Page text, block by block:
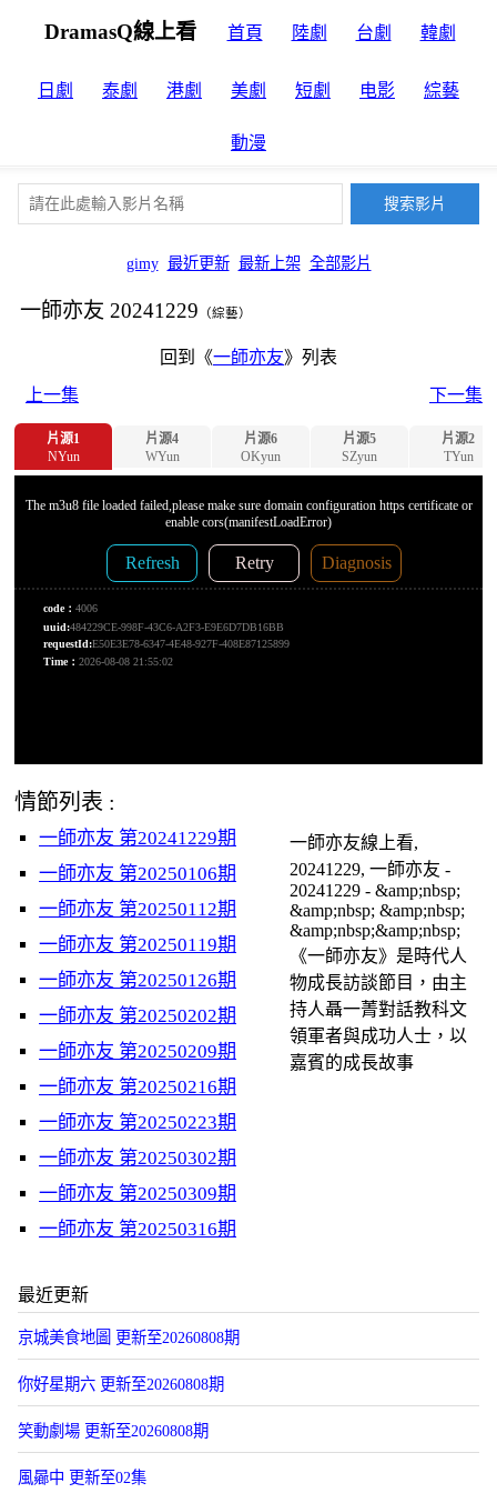
DramasQ線上看 首頁 陸劇 台劇 韓劇
日劇 泰劇 港劇 美劇 短劇 电影 綜藝
動漫
gimy 最近更新 最新上架 全部影片
一師亦友 20241229 （綜藝）
回到《一師亦友》列表
上一集
下一集
片源1
NYun
片源4
WYun
片源6
OKyun
片源5
SZyun
片源2
TYun
情節列表 :
一師亦友 第20241229期
一師亦友 第20250106期
一師亦友 第20250112期
一師亦友 第20250119期
一師亦友 第20250126期
一師亦友 第20250202期
一師亦友 第20250209期
一師亦友 第20250216期
一師亦友 第20250223期
一師亦友 第20250302期
一師亦友 第20250309期
一師亦友 第20250316期
一師亦友線上看,
20241229, 一師亦友 -
20241229 - &amp;nbsp;
&amp;nbsp; &amp;nbsp;
&amp;nbsp;&amp;nbsp;
《一師亦友》是時代人
物成長訪談節目，由主
持人聶一菁對話教科文
領軍者與成功人士，以
嘉賓的成長故事
最近更新
京城美食地圖 更新至20260808期
你好星期六 更新至20260808期
笑動劇場 更新至20260808期
風曏中 更新至02集